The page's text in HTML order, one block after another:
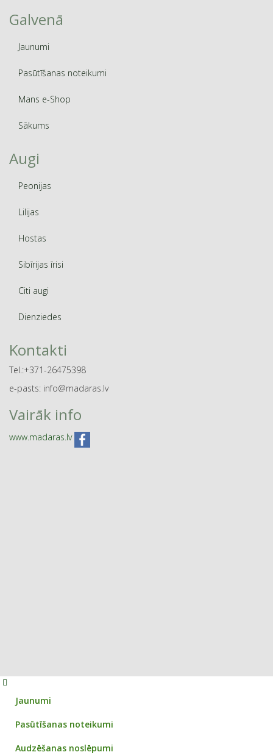
Galvenā
Jaunumi
Pasūtīšanas noteikumi
Mans e-Shop
Sākums
Augi
Peonijas
Lilijas
Hostas
Sibīrijas īrisi
Citi augi
Dienziedes
Kontakti
Tel.:+371-26475398
e-pasts: info@madaras.lv
Vairāk info
www.madaras.lv
Jaunumi
Pasūtīšanas noteikumi
Audzēšanas noslēpumi